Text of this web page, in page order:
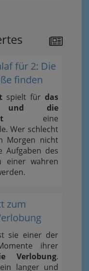
für 2: Die
finden
spielt für das
und die
eine
Wer schlecht
Morgen nicht
Aufgaben des
einer wahren
zum
sie einer der
ihrer
Verlobung.
langer und